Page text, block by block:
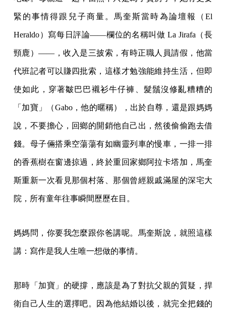
緊的事情得跟兒子商量。馬奎斯當時為論壇報（El
Heraldo）寫每日評論——欄位的名稱叫做 La Jirafa（長
頸鹿）——，收入是三披索，有時正職人員請假，他當
代班記者可以賺四批索，這樣才勉強能維持生活，但即
使如此，穿著皺巴巴襯衫牛仔褲、髮鬚沒修亂糟糟的
「加寶」（Gabo，他的暱稱），出於自尊，還是跟媽媽
說，不要擔心，回鄉的開銷他自己出，然後偷偷跑去借
錢。母子倆搭乘空蕩蕩有如幽靈列車的慢車，一排一排
的香蕉樹在窗邊掠過，終於重回家鄉阿拉卡塔加，馬奎
斯重新一次看見那個村落、那個曾經親戚滿屋的深宅大
院，所有童年往事瞬間歷歷在目。
媽媽問，你要我怎麼跟你爸講呢。馬奎斯說，就照這樣
講：寫作是我人生唯一想做的事情。
那時「加寶」的硬撐，應該是為了對抗父親的質疑，捍
衛自己人生的選擇吧。因為他結婚以後，就完全把錢的